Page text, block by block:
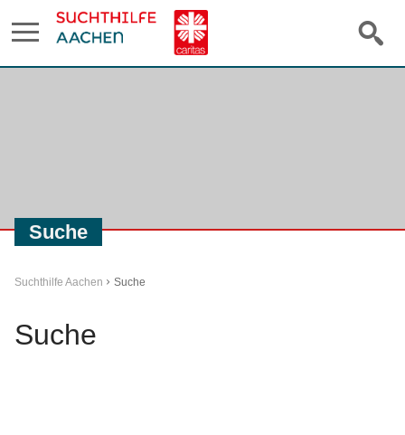
Suche
Suchthilfe Aachen Suche
Suche